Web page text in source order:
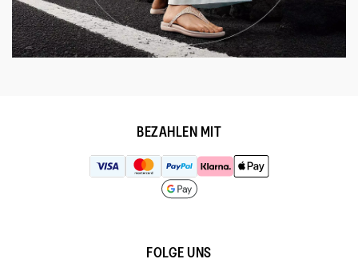
BEZAHLEN MIT
FOLGE UNS